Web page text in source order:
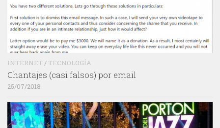
INTERNET / TECNOLOGÍA
Chantajes (casi falsos) por email
25/07/2018